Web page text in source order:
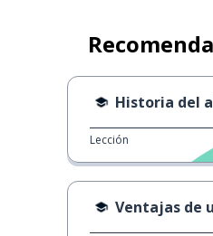
Historia del
Lección
Ventajas de una